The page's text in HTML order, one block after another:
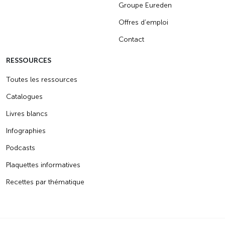
Groupe Eureden
Offres d’emploi
Contact
RESSOURCES
Toutes les ressources
Catalogues
Livres blancs
Infographies
Podcasts
Plaquettes informatives
Recettes par thématique